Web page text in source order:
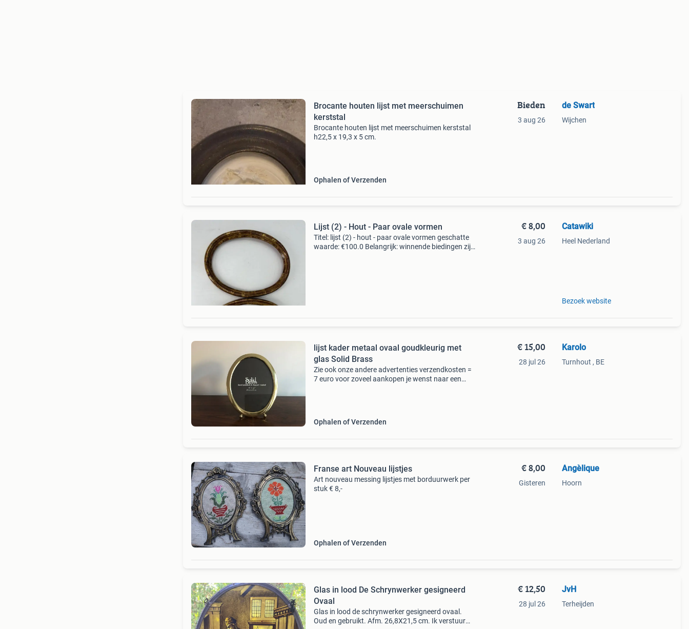
Brocante houten lijst met meerschuimen
kerststal
Brocante houten lijst met meerschuimen kerststal
h22,5 x 19,3 x 5 cm.
Ophalen of Verzenden
Bieden
3 aug 26
de Swart
Wijchen
Lijst (2) - Hout - Paar ovale vormen
Titel: lijst (2) - hout - paar ovale vormen geschatte
waarde: €100.0 Belangrijk: winnende biedingen zijn
€ 8,00
3 aug 26
Catawiki
Heel Nederland
Bezoek website
lijst kader metaal ovaal goudkleurig met
glas Solid Brass
Zie ook onze andere advertenties verzendkosten =
7 euro voor zoveel aankopen je wenst naar een
Ophalen of Verzenden
€ 15,00
28 jul 26
Karolo
Turnhout , BE
Franse art Nouveau lijstjes
Art nouveau messing lijstjes met borduurwerk per
stuk € 8,-
Ophalen of Verzenden
€ 8,00
Gisteren
Angèlique
Hoorn
Glas in lood De Schrynwerker gesigneerd
Ovaal
Glas in lood de schrynwerker gesigneerd ovaal.
Oud en gebruikt. Afm. 26,8X21,5 cm. Ik verstuur
€ 12,50
28 jul 26
JvH
Terheijden